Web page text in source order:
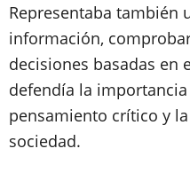
Representaba también
información,
decisiones basadas en
defendía la
pensamiento crítico y
sociedad.